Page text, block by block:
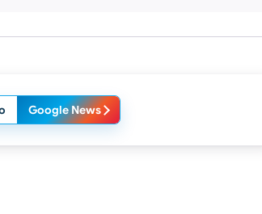
Google News